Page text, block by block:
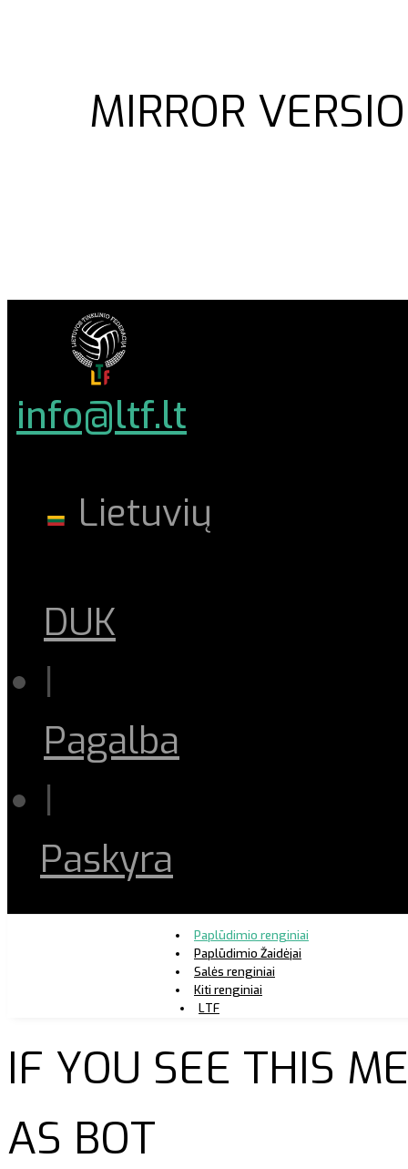
MIRROR
info@ltf.lt
Lietuvių
DUK
|
Pagalba
|
Paskyra
Paplūdimio renginiai
Paplūdimio Žaidėjai
Salės renginiai
Kiti renginiai
LTF
IF YOU SEE THIS
AS BOT